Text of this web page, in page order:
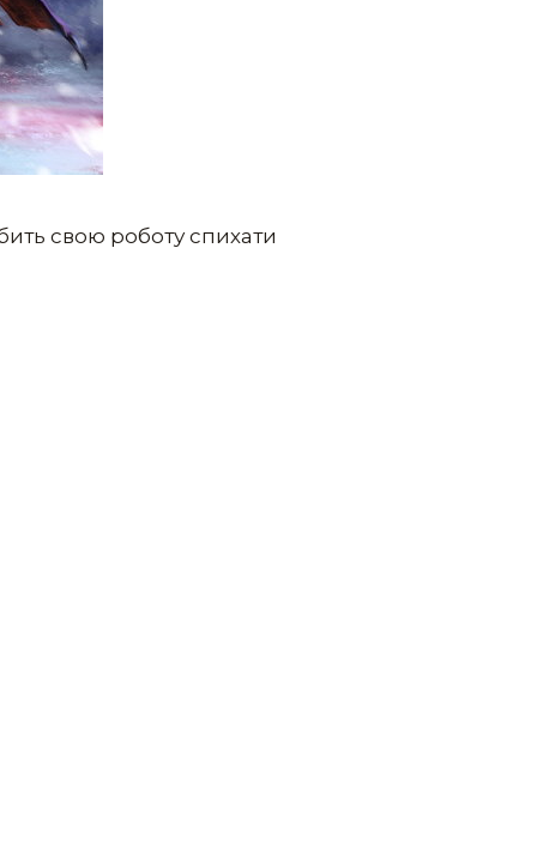
свою роботу спихати